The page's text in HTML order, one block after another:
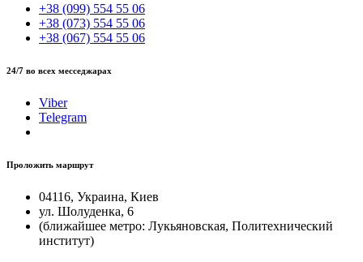
+38 (099) 554 55 06
+38 (073) 554 55 06
+38 (067) 554 55 06
24/7 во всех месседжарах
Viber
Telegram
Проложить маршрут
04116, Украина, Киев
ул. Шолуденка, 6
(ближайшее метро: Лукьяновская, Политехнический
институт)